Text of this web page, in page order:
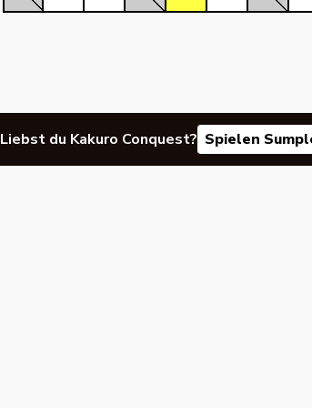
Liebst du Kakuro Conquest? Spielen